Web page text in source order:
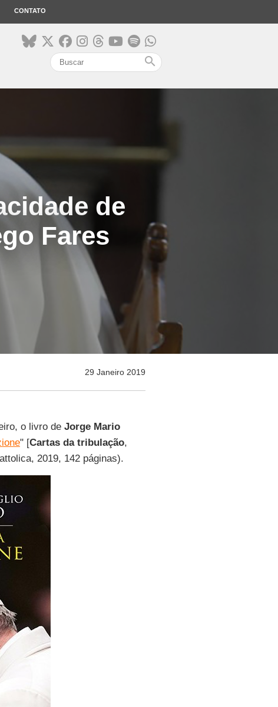
CONTATO
search
de
Fares
29 Janeiro 2019
o livro de Jorge Mario
" [Cartas da tribulação,
2019, 142 páginas).